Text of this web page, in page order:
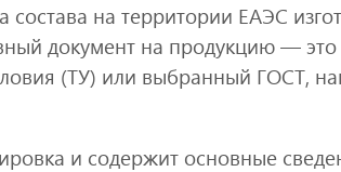
состава на территории ЕАЭС
документ на продукцию — это
(ТУ) или выбранный ГОСТ,
и содержит основные